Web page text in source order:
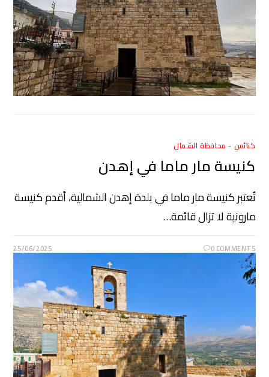
كنائس - محافظة الشمال
كنيسة مار ماما في إهدن
تُعتبر كنيسة مار ماما في بلدة إهدن الشمالية، أقدم كنيسة
مارونية لا تزال قائمة…
0 COMMENTS
25/06/2025